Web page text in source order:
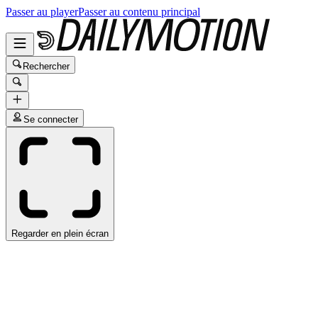
Passer au playerPasser au contenu principal
Rechercher
Se connecter
Regarder en plein écran